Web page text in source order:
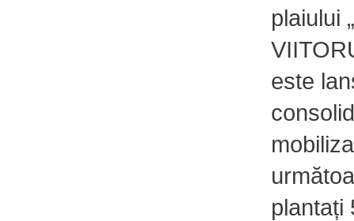
plaiului
este
plantați